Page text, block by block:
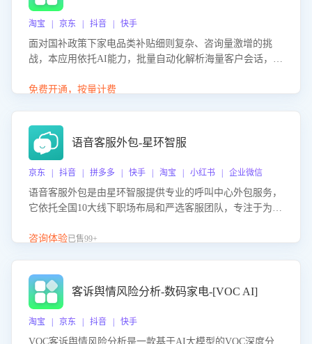
淘宝 | 京东 | 抖音 | 快手
面对国补政策下家电品类补贴细则复杂、咨询量激增的挑
战，本应用依托AI能力，批量自动化解析海量客户会话，精
购买意向，深度洞察决策动因。同时全面评估客服团队政策
度、客服转化能力及销售业绩。
免费开通，按量计费
语音客服外包-星环智服
京东 | 抖音 | 拼多多 | 快手 | 淘宝 | 小红书 | 企业微信
语音客服外包是由星环智服提供专业的呼叫中心外包服务，
它依托全国10大线下职场布局和严选客服团队，专注于为企
客服团队和智能工具提升语音客服服务效率和质量，帮助企
咨询体验已售99+
客诉舆情风险分析-数码家电-[VOC AI]
淘宝 | 京东 | 抖音 | 快手
VOC客诉舆情风险分析是一款基于AI大模型的VOC深度分